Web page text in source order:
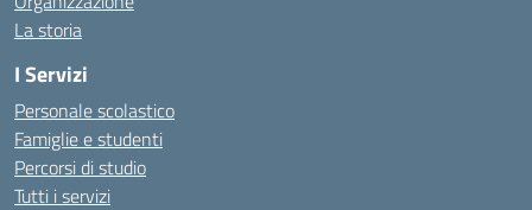
La storia
I Servizi
Personale scolastico
Famiglie e studenti
Percorsi di studio
Tutti i servizi